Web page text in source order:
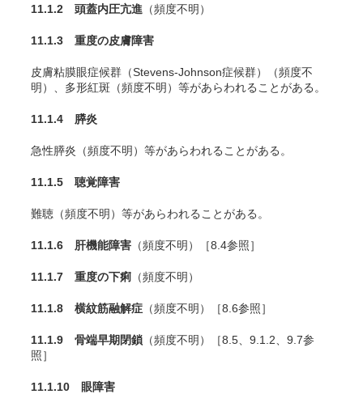
11.1.2 頭蓋内圧亢進 （頻度不明）
11.1.3 重度の皮膚障害
皮膚粘膜眼症候群（Stevens-Johnson症候群）（頻度不
明）、多形紅斑（頻度不明）等があらわれることがある。
11.1.4 膵炎
急性膵炎（頻度不明）等があらわれることがある。
11.1.5 聴覚障害
難聴（頻度不明）等があらわれることがある。
11.1.6 肝機能障害 （頻度不明）［8.4参照］
11.1.7 重度の下痢 （頻度不明）
11.1.8 横紋筋融解症 （頻度不明）［8.6参照］
11.1.9 骨端早期閉鎖 （頻度不明）［8.5、9.1.2、9.7参
照］
11.1.10 眼障害